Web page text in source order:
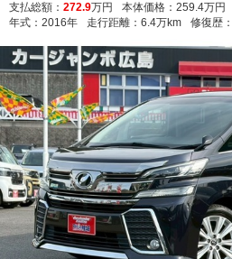
支払総額： 272.9万円 本体価格： 259.4万円
年式： 2016年 走行距離： 6.4万km 修復歴：